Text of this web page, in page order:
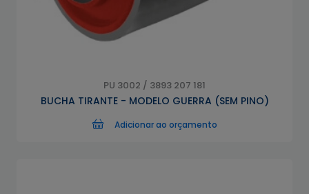
PU 3002 / 3893 207 181
BUCHA TIRANTE - MODELO GUERRA (SEM PINO)
Adicionar ao orçamento